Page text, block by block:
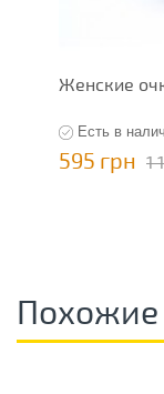
Женские
Есть в
595 грн 1